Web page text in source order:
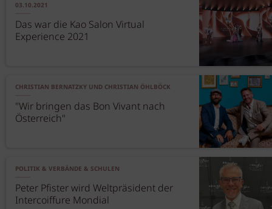
03.10.2021
Das war die Kao Salon Virtual
Experience 2021
CHRISTIAN BERNATZKY UND CHRISTIAN ÖHLBÖCK
"Wir bringen das Bon Vivant nach
Österreich"
POLITIK & VERBÄNDE & SCHULEN
Peter Pfister wird Weltpräsident der
Intercoiffure Mondial